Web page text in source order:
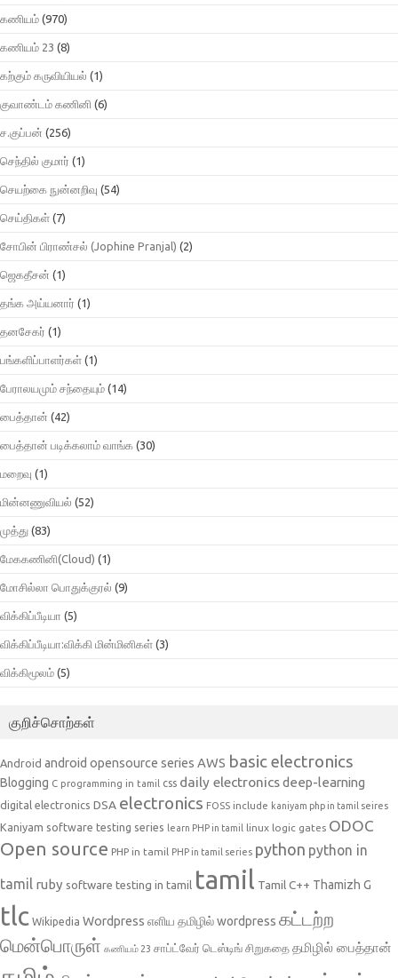
கணியம் (970)
கணியம் 23 (8)
கற்கும் கருவியியல் (1)
குவாண்டம் கணினி (6)
ச.குப்பன் (256)
செந்தில் குமார் (1)
செயற்கை நுன்னறிவு (54)
செய்திகள் (7)
சோபின் பிராண்சல் (Jophine Pranjal) (2)
ஜெகதீசன் (1)
தங்க அய்யனார் (1)
தனசேகர் (1)
பங்களிப்பாளர்கள் (1)
பேராலயமும் சந்தையும் (14)
பைத்தான் (42)
பைத்தான் படிக்கலாம் வாங்க (30)
மறைவு (1)
மின்னணுவியல் (52)
முத்து (83)
மேககணினி(Cloud) (1)
மோசில்லா பொதுக்குரல் (9)
விக்கிப்பீடியா (5)
விக்கிப்பீடியா:விக்கி மின்மினிகள் (3)
விக்கிமூலம் (5)
குறிச்சொற்கள்
Android android opensource series AWS basic electronics
Blogging C programming in tamil css daily electronicsdeep-learning
digital electronics DSA electronics FOSS include kaniyam php in tamil seires
Kaniyam software testing series learn PHP in tamil linux logic gates ODOC
Open source PHP in tamil PHP in tamil series python python in
tamil ruby software testing in tamil tamil Tamil C++ Thamizh G
tlc Wikipedia Wordpress எளிய தமிழில் wordpress கட்டற்ற
மென்பொருள் கணியம் 23 சாப்ட்வேர் டெஸ்டிங் சிறுகதை தமிழில் பைத்தான்